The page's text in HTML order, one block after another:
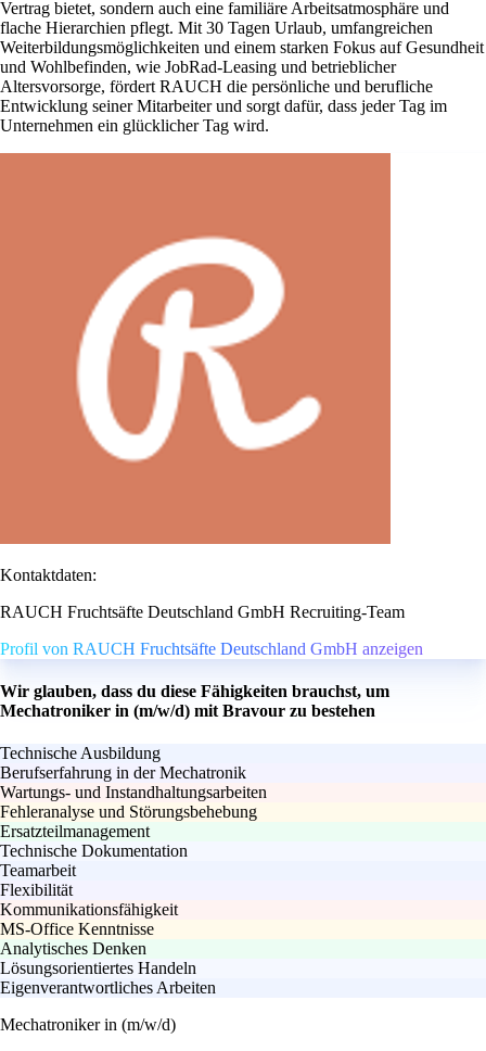
Vertrag bietet, sondern auch eine familiäre Arbeitsatmosphäre und
flache Hierarchien pflegt. Mit 30 Tagen Urlaub, umfangreichen
Weiterbildungsmöglichkeiten und einem starken Fokus auf Gesundheit
und Wohlbefinden, wie JobRad-Leasing und betrieblicher
Altersvorsorge, fördert RAUCH die persönliche und berufliche
Entwicklung seiner Mitarbeiter und sorgt dafür, dass jeder Tag im
Unternehmen ein glücklicher Tag wird.
Kontaktdaten:
RAUCH Fruchtsäfte Deutschland GmbH Recruiting-Team
Profil von RAUCH Fruchtsäfte Deutschland GmbH anzeigen
Wir glauben, dass du diese Fähigkeiten brauchst, um
Mechatroniker in (m/w/d) mit Bravour zu bestehen
Technische Ausbildung
Berufserfahrung in der Mechatronik
Wartungs- und Instandhaltungsarbeiten
Fehleranalyse und Störungsbehebung
Ersatzteilmanagement
Technische Dokumentation
Teamarbeit
Flexibilität
Kommunikationsfähigkeit
MS-Office Kenntnisse
Analytisches Denken
Lösungsorientiertes Handeln
Eigenverantwortliches Arbeiten
Mechatroniker in (m/w/d)